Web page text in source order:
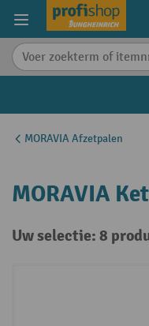
content
MORAVIA Afzetpalen
MORAVIA
Uw selectie: 8